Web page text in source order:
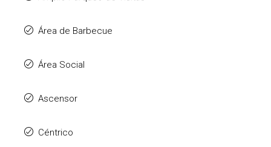
Área de Barbecue
Área Social
Ascensor
Céntrico